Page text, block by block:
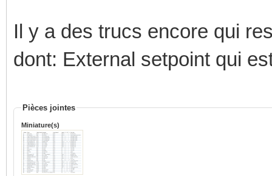
Il y a des trucs encore qui
dont: External setpoint qui
Pièces jointes
Miniature(s)